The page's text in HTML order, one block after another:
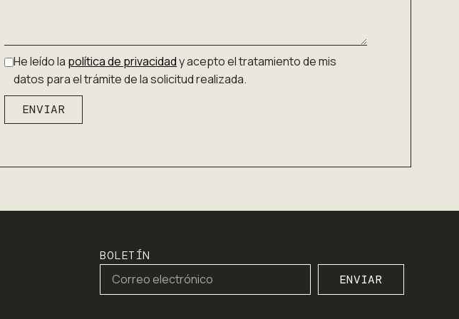
He leído la política de privacidady acepto el tratamiento de mis
datos para el trámite de la solicitud realizada.
ENVIAR
BOLETÍN
ENVIAR